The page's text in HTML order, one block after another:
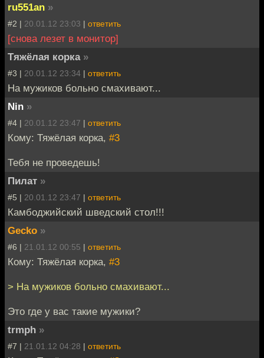
ru551an »
#2 | 20.01.12 23:03 | ответить
[снова лезет в монитор]
Тяжёлая корка »
#3 | 20.01.12 23:34 | ответить
На мужиков больно смахивают...
Nin »
#4 | 20.01.12 23:47 | ответить
Кому: Тяжёлая корка, #3
Тебя не проведешь!
Пилат »
#5 | 20.01.12 23:47 | ответить
Камбоджийский шведский стол!!!
Gecko »
#6 | 21.01.12 00:55 | ответить
Кому: Тяжёлая корка, #3
> На мужиков больно смахивают...
Это где у вас такие мужики?
trmph »
#7 | 21.01.12 04:28 | ответить